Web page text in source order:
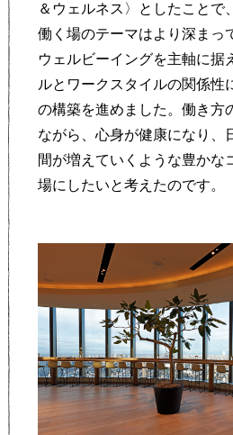
＆ウェルネス〉としたことで
働く場のテーマはより深まっ
ウェルビーイングを主軸に据
ルとワークスタイルの関係性
の構築を進めました。働き方
ながら、心身が健康になり、
間が増えていくような豊かな
場にしたいと考えたのです。